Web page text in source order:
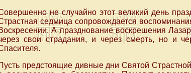
не случайно этот великий день
седмица сопровождается
А празднование воскрешения
свои страдания, и через смерть, но и
предстоящие дивные дни Святой